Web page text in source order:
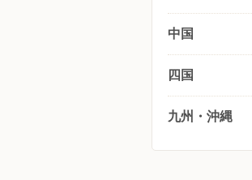
中国
四国
九州・沖縄